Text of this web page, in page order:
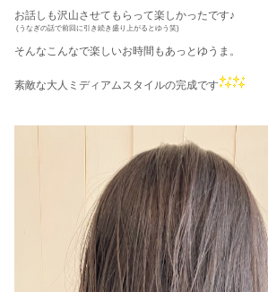
お話しも沢山させてもらって楽しかったです♪
(うなぎの話で前回に引き続き盛り上がるとゆう笑)
そんなこんなで楽しいお時間もあっとゆうま。
素敵な大人ミディアムスタイルの完成です